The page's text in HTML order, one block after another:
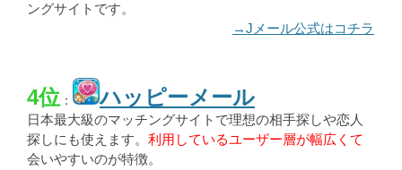
ングサイトです。
→Jメール公式はコチラ
4位 ： ハッピーメール
日本最大級のマッチングサイトで理想の相手探しや恋人
探しにも使えます。 利用しているユーザー層が幅広くて
会いやすいのが特徴。